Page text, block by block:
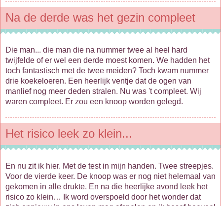
Na de derde was het gezin compleet
Die man... die man die na nummer twee al heel hard
twijfelde of er wel een derde moest komen. We hadden het
toch fantastisch met de twee meiden? Toch kwam nummer
drie koekeloeren. Een heerlijk ventje dat de ogen van
manlief nog meer deden stralen. Nu was 't compleet. Wij
waren compleet. Er zou een knoop worden gelegd.
Het risico leek zo klein...
En nu zit ik hier. Met de test in mijn handen. Twee streepjes.
Voor de vierde keer. De knoop was er nog niet helemaal van
gekomen in alle drukte. En na die heerlijke avond leek het
risico zo klein… Ik word overspoeld door het wonder dat